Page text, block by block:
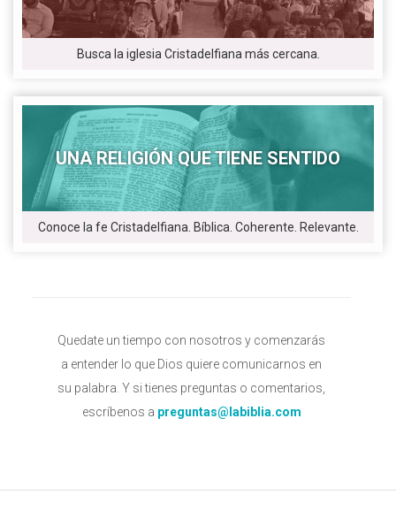
Busca la iglesia Cristadelfiana más cercana.
UNA RELIGIÓN QUE TIENE SENTIDO
Conoce la fe Cristadelfiana. Bíblica. Coherente. Relevante.
Quedate un tiempo con nosotros y comenzarás
a entender lo que Dios quiere comunicarnos en
su palabra. Y si tienes preguntas o comentarios,
escríbenos a preguntas@labiblia.com